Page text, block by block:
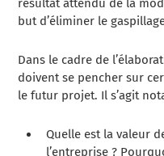
résultat attendu de la
but d’éliminer le
Dans le cadre de
doivent se pencher sur
le futur projet. Il s’agit
Quelle est la valeur
l’entreprise ?